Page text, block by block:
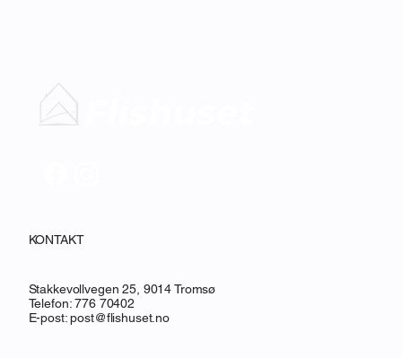
KONTAKT
Stakkevollvegen 25, 9014 Tromsø
Telefon: 776 70402
E-post:post@flishuset.no